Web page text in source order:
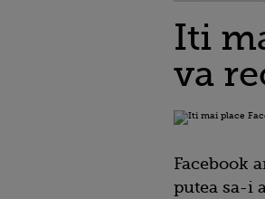
Iti
va
Facebook
putea sa-i